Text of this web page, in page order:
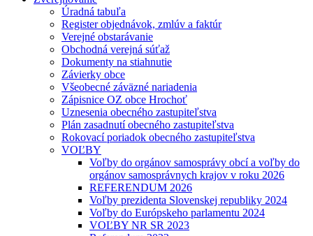
Úradná tabuľa
Register objednávok, zmlúv a faktúr
Verejné obstarávanie
Obchodná verejná súťaž
Dokumenty na stiahnutie
Závierky obce
Všeobecné záväzné nariadenia
Zápisnice OZ obce Hrochoť
Uznesenia obecného zastupiteľstva
Plán zasadnutí obecného zastupiteľstva
Rokovací poriadok obecného zastupiteľstva
VOĽBY
Voľby do orgánov samosprávy obcí a voľby do
orgánov samosprávnych krajov v roku 2026
REFERENDUM 2026
Voľby prezidenta Slovenskej republiky 2024
Voľby do Európskeho parlamentu 2024
VOĽBY NR SR 2023